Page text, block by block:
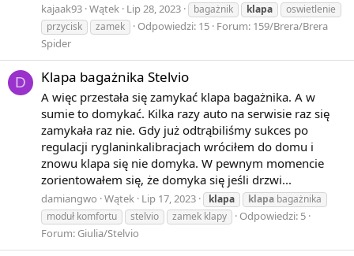
kajaak93 Wątek Lip 28, 2023 bagażnik klapa
oswietlenie
przycisk
zamek Odpowiedzi: 15 Forum: 159/Brera/Brera
Spider
D Klapa bagażnika Stelvio
A więc przestała się zamykać klapa bagażnika. A w
sumie to domykać. Kilka razy auto na serwisie raz się
zamykała raz nie. Gdy już odtrąbiliśmy sukces po
regulacji ryglaninkalibracjach wróciłem do domu i
znowu klapa się nie domyka. W pewnym momencie
zorientowałem się, że domyka się jeśli drzwi...
damiangwo Wątek Lip 17, 2023 klapa klapa bagażnika
moduł komfortu
stelvio zamek klapy
Odpowiedzi: 5
Forum: Giulia/Stelvio